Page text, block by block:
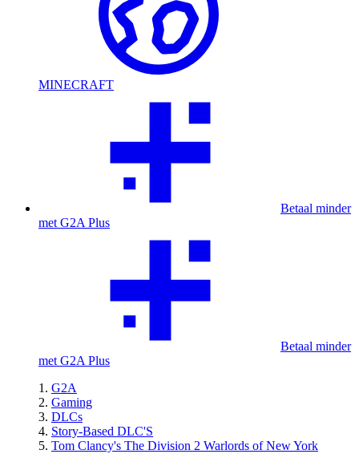
MINECRAFT
Betaal minder
met G2A Plus
Betaal minder
met G2A Plus
G2A
Gaming
DLCs
Story-Based DLC'S
Tom Clancy's The Division 2 Warlords of New York